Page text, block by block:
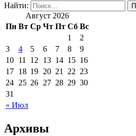
Найти:
Август 2026
Пн Вт Ср Чт Пт Сб Вс
« Июл
1
2
3
4 5 6 7 8
9
10 11 12 13 14 15 16
17 18 19 20 21 22 23
24 25 26 27 28 29 30
31
Архивы